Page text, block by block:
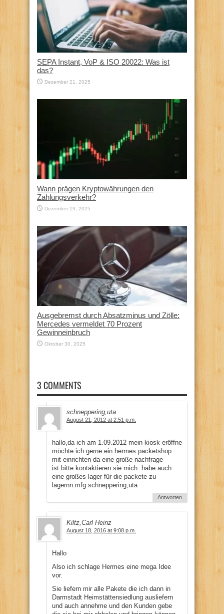
SEPA Instant, VoP & ISO 20022: Was ist
das?
Dezember 21, 2025
Wann prägen Kryptowährungen den
Zahlungsverkehr?
Dezember 19, 2025
Ausgebremst durch Absatzminus und Zölle:
Mercedes vermeldet 70 Prozent
Gewinneinbruch
Oktober 30, 2025
3 COMMENTS
schneppering,uta
August 21, 2012 at 2:51 p.m.
hallo,da ich am 1.09.2012 mein kiosk eröffne
möchte ich gerne ein hermes packetshop
mit einrichten da eine große nachfrage
ist.bitte kontaktieren sie mich .habe auch
eine großes lager für die packete zu
lagernn.mfg schneppering,uta
Antworten
Kiltz,Carl Heinz
August 18, 2016 at 9:08 p.m.
Hallo
Also ich schlage Hermes eine mega Idee
vor.
Sie liefern mir alle Pakete die ich dann in
Darmstadt Heimstättensiedlung ausliefern
und auch annehme und den Kunden gebe